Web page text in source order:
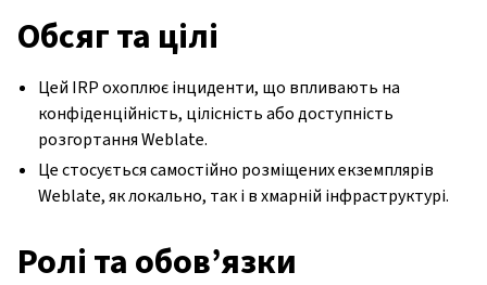
Обсяг та цілі
Цей IRP охоплює інциденти, що впливають на
конфіденційність, цілісність або доступність
розгортання Weblate.
Це стосується самостійно розміщених екземплярів
Weblate, як локально, так і в хмарній інфраструктурі.
Ролі та обов’язки